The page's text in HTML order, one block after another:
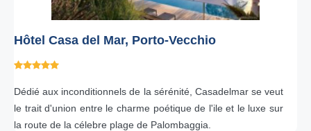
Hôtel Casa del Mar, Porto-Vecchio
Dédié aux inconditionnels de la sérénité, Casadelmar se veut
le trait d'union entre le charme poétique de l'ile et le luxe sur
la route de la célebre plage de Palombaggia.